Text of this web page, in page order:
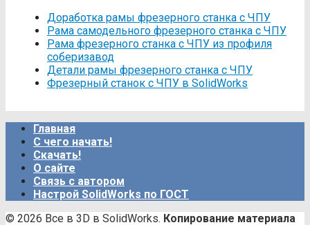
Доработка рамы фрезерного станка с ЧПУ
Рама самодельного фрезерного станка с ЧПУ
Рама фрезерного станка c ЧПУ из профиля
соберизавод
Детали рамы фрезерного станка с ЧПУ
Фрезерный станок с ЧПУ в SolidWorks
Главная
С чего начать!
Скачать!
О сайте
Связь с автором
Настрой SolidWorks по ГОСТ
© 2026 Все в 3D в SolidWorks. Копирование материала